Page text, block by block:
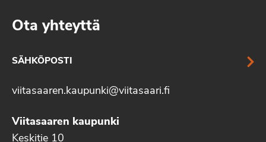
Ota yhteyttä
SÄHKÖPOSTI
viitasaaren.kaupunki@viitasaari.fi
Viitasaaren kaupunki
Keskitie 10